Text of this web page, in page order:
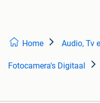
Home Audio, Tv
Fotocamera's Digitaal